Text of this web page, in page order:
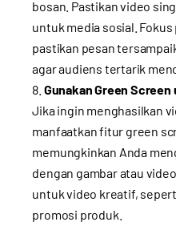
bosan. Pastikan video
untuk media sosial. Fokus
pastikan pesan
agar audiens tertarik
Gunakan Green
Jika ingin menghasilkan
manfaatkan fitur green
memungkinkan Anda
dengan gambar atau
untuk video kreatif,
promosi produk.